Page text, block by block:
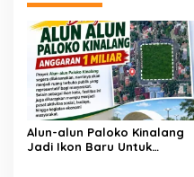
Alun-alun Paloko Kinalang
Jadi Ikon Baru Untuk